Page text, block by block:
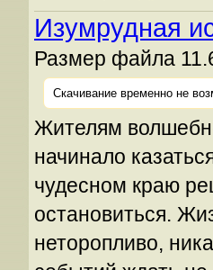
Изумрудная
Размер файла
Скачивание временно не
Жителям
начинало
чудесном краю
остановиться.
неторопливо,